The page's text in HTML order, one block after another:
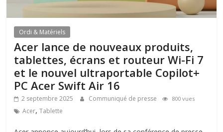
Ordi & Matériels
Acer lance de nouveaux produits,
tablettes, écrans et routeur Wi-Fi 7
et le nouvel ultraportable Copilot+
PC Acer Swift Air 16
2 septembre 2025 Communiqué de presse 800 vues
Acer,Tablette